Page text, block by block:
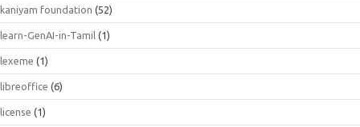
kaniyam foundation (52)
learn-GenAI-in-Tamil (1)
lexeme (1)
libreoffice (6)
license (1)